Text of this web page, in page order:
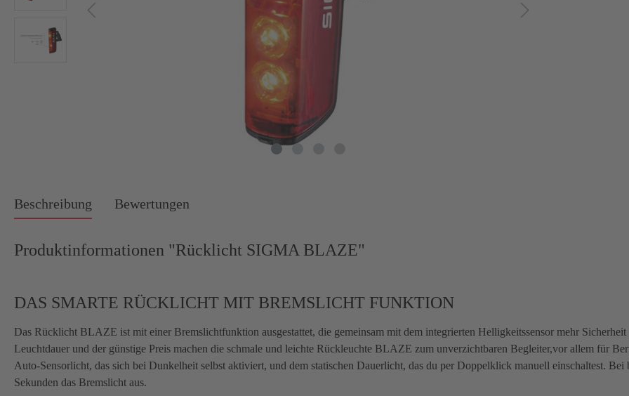
Beschreibung Bewertungen
Produktinformationen "Rücklicht SIGMA BLAZE"
DAS SMARTE RÜCKLICHT MIT BREMSLICHT FUNKTION
Das Rücklicht BLAZE ist mit einer Bremslichtfunktion ausgestattet, die gemeinsam mit dem integrierten Helligkeitssensor mehr
Leuchtdauer und der günstige Preis machen die schmale und leichte Rückleuchte BLAZE zum unverzichtbaren Begleiter,vor allem für
Auto-Sensorlicht, das sich bei Dunkelheit selbst aktiviert, und dem statischen Dauerlicht, das du per Doppelklick manuell einschaltest.
Sekunden das Bremslicht aus.